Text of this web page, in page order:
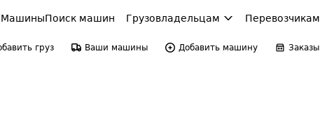
МашиныПоиск машин Грузовладельцам Перевозчикам
груз Ваши машины Добавить машину Заказы